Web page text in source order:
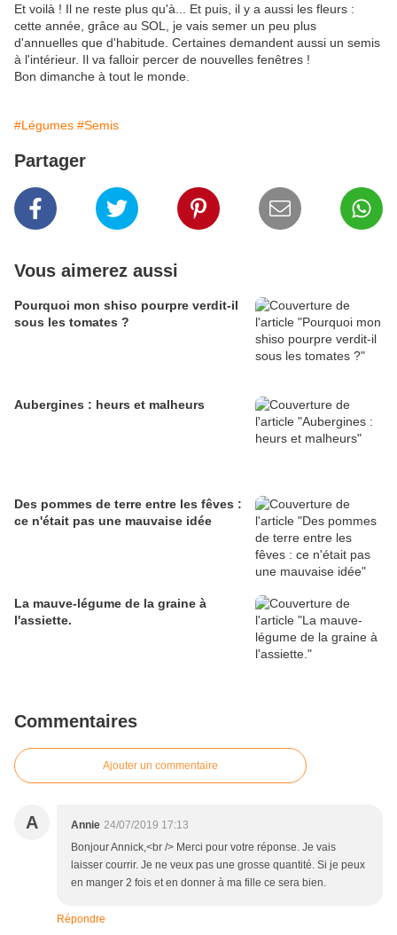
Et voilà ! Il ne reste plus qu'à... Et puis, il y a aussi les fleurs :
cette année, grâce au SOL, je vais semer un peu plus
d'annuelles que d'habitude. Certaines demandent aussi un semis
à l'intérieur. Il va falloir percer de nouvelles fenêtres !
Bon dimanche à tout le monde.
#Légumes #Semis
Partager
Vous aimerez aussi
Pourquoi mon shiso pourpre verdit-il
sous les tomates ?
Aubergines : heurs et malheurs
Des pommes de terre entre les fêves :
ce n'était pas une mauvaise idée
La mauve-légume de la graine à
l'assiette.
Commentaires
Ajouter un commentaire
A Annie 24/07/2019 17:13
Bonjour Annick,<br /> Merci pour votre réponse. Je vais
laisser courrir. Je ne veux pas une grosse quantité. Si je peux
en manger 2 fois et en donner à ma fille ce sera bien.
Répondre